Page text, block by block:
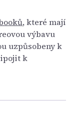
, které mají
výbavu
uzpůsobeny k
k